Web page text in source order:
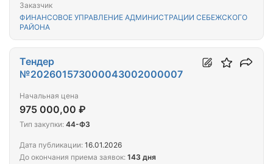
экономических проектов «Проект-СМАРТ Про»
(Проект-СМАРТ Про)»
Заказчик
ФИНАНСОВОЕ УПРАВЛЕНИЕ АДМИНИСТРАЦИИ СЕБЕЖСКОГО
РАЙОНА
Тендер
№202601573000043002000007
Начальная цена
975 000,00 ₽
Тип закупки: 44-ФЗ
Дата публикации: 16.01.2026
До окончания приема заявок: 143 дня